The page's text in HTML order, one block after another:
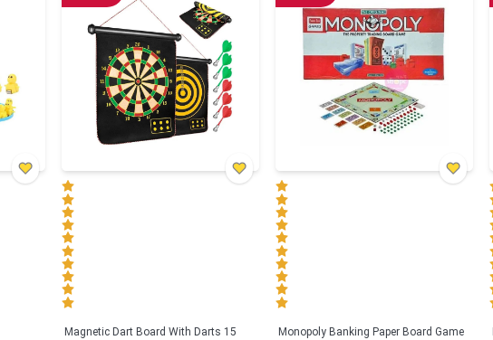
Magnetic Dart Board With Darts 15
Monopoly Banking Paper Board Game